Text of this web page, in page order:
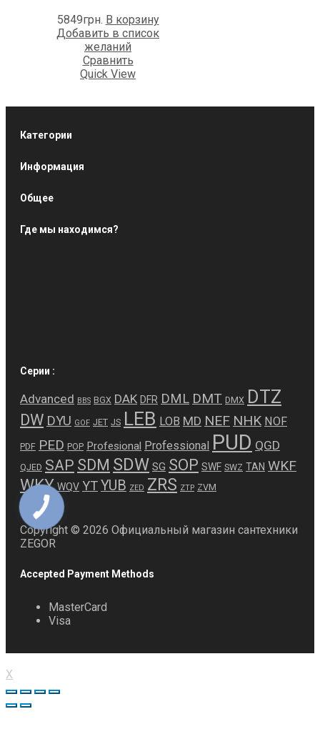
5849грн. В корзину
Добавить в список
желаний
Сравнить
Quick View
Категории
Информация
Общее
Где мы находимся?
Серии :
Advanced BBS BGX DAK DFR DML DMT DMX DTZ
DW DYU GOF JET JS LEB LOB MD NEF NHK NOF
PDF PED POP Profesional Professional PUD QGD
QJED SAP SDM SDW SG SOP SWF SWZ TAN WKF
WKY WQV YTYUB ZED ZRS ZTP ZVM
Copyright © 2026 Официальный магазин сантехники
ZEGOR
Accepted Payment Methods
MasterCard
Visa
X